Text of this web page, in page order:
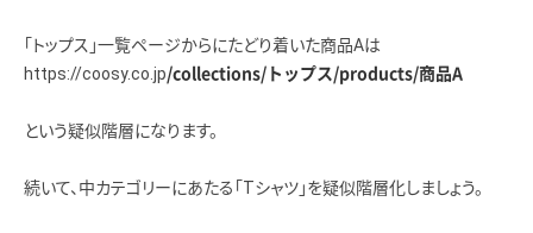
「トップス」一覧ページからにたどり着いた商品Aは
https://coosy.co.jp/collections/トップス/products/商品A
という疑似階層になります。
続いて、中カテゴリーにあたる「Tシャツ」を疑似階層化しましょう。